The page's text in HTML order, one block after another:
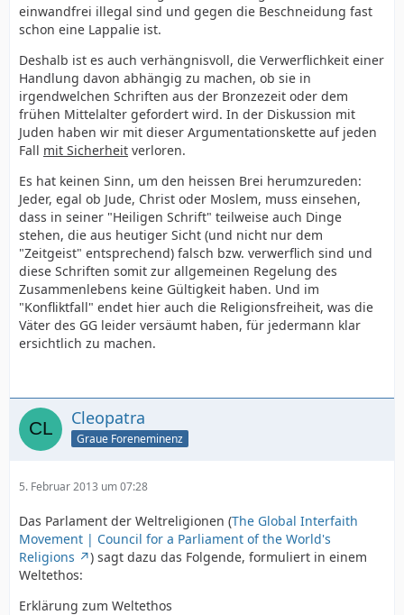
einwandfrei illegal sind und gegen die Beschneidung fast
schon eine Lappalie ist.
Deshalb ist es auch verhängnisvoll, die Verwerflichkeit einer
Handlung davon abhängig zu machen, ob sie in
irgendwelchen Schriften aus der Bronzezeit oder dem
frühen Mittelalter gefordert wird. In der Diskussion mit
Juden haben wir mit dieser Argumentationskette auf jeden
Fall mit Sicherheit verloren.
Es hat keinen Sinn, um den heissen Brei herumzureden:
Jeder, egal ob Jude, Christ oder Moslem, muss einsehen,
dass in seiner "Heiligen Schrift" teilweise auch Dinge
stehen, die aus heutiger Sicht (und nicht nur dem
"Zeitgeist" entsprechend) falsch bzw. verwerflich sind und
diese Schriften somit zur allgemeinen Regelung des
Zusammenlebens keine Gültigkeit haben. Und im
"Konfliktfall" endet hier auch die Religionsfreiheit, was die
Väter des GG leider versäumt haben, für jedermann klar
ersichtlich zu machen.
Cleopatra
Graue Foreneminenz
5. Februar 2013 um 07:28
Das Parlament der Weltreligionen (The Global Interfaith
Movement | Council for a Parliament of the World's
Religions
) sagt dazu das Folgende, formuliert in einem
Weltethos:
Erklärung zum Weltethos